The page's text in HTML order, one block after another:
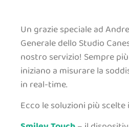
Un grazie speciale ad
Generale dello Studio
nostro servizio! Sempre
iniziano a misurare la
in real-time.
Ecco le soluzioni più